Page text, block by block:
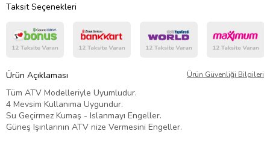
Taksit Seçenekleri
Ürün Açıklaması Ürün Güvenliği Bilgileri
Tüm ATV Modelleriyle Uyumludur.
4 Mevsim Kullanıma Uygundur.
Su Geçirmez Kumaş - Islanmayı Engeller.
Güneş Işınlarının ATV nize Vermesini Engeller.